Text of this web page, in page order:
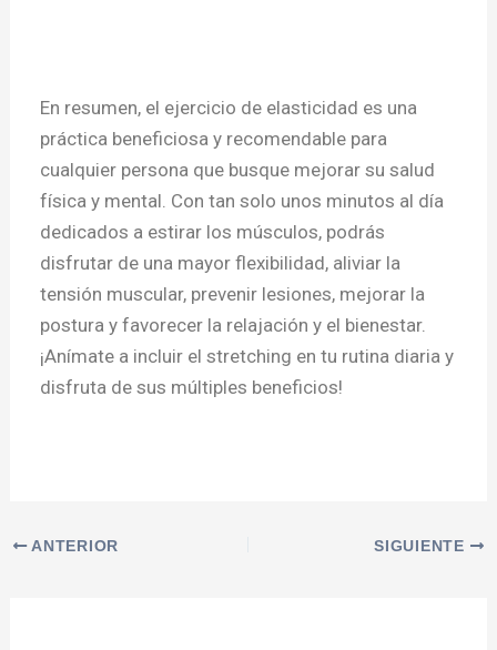
En resumen, el ejercicio de elasticidad es una
práctica beneficiosa y recomendable para
cualquier persona que busque mejorar su salud
física y mental. Con tan solo unos minutos al día
dedicados a estirar los músculos, podrás
disfrutar de una mayor flexibilidad, aliviar la
tensión muscular, prevenir lesiones, mejorar la
postura y favorecer la relajación y el bienestar.
¡Anímate a incluir el stretching en tu rutina diaria y
disfruta de sus múltiples beneficios!
ANTERIOR SIGUIENTE